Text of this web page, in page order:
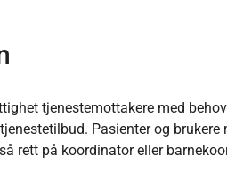
tjenestemottakere med
Pasienter og
rett på koordinator eller